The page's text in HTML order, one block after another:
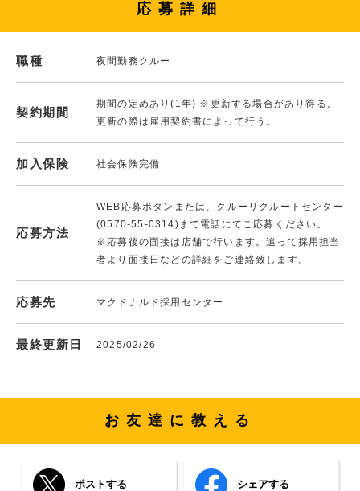
応募詳細
職種 夜間勤務クルー
契約期間
期間の定めあり(1年) ※更新する場合があり得る。
更新の際は雇用契約書によって行う。
加入保険 社会保険完備
応募方法
WEB応募ボタンまたは、クルーリクルートセンター
(0570-55-0314)まで電話にてご応募ください。
※応募後の面接は店舗で行います。追って採用担当
者より面接日などの詳細をご連絡致します。
応募先 マクドナルド採用センター
最終更新日 2025/02/26
お友達に教える
ポストする シェアする